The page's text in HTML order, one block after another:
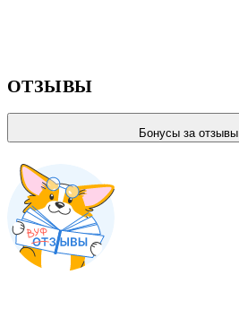
ОТЗЫВЫ
Бонусы за отзывы